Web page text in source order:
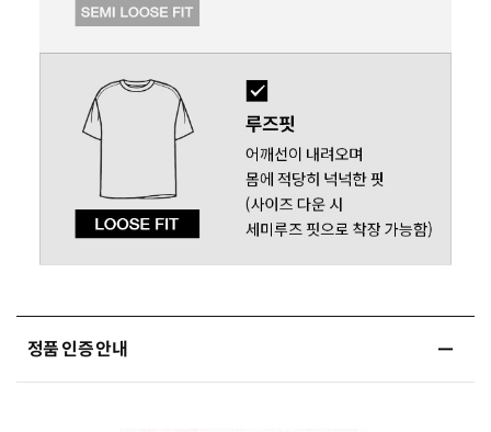
정품 인증 안내